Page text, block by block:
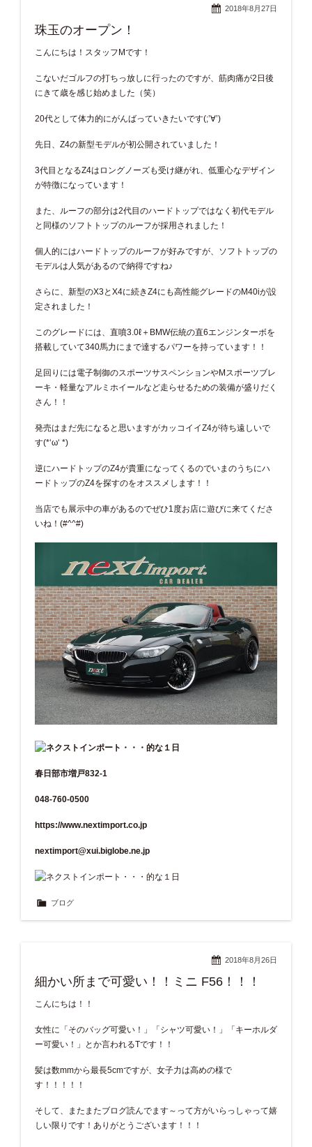
2018年8月27日
珠玉のオープン！
こんにちは！スタッフMです！
こないだゴルフの打ちっ放しに行ったのですが、筋肉痛が2日後
にきて歳を感じ始めました（笑）
20代として体力的にがんばっていきたいです(;’∀’)
先日、Z4の新型モデルが初公開されていました！
3代目となるZ4はロングノーズも受け継がれ、低重心なデザイン
が特徴になっています！
また、ルーフの部分は2代目のハードトップではなく初代モデル
と同様のソフトトップのルーフが採用されました！
個人的にはハードトップのルーフが好みですが、ソフトトップの
モデルは人気があるので納得ですね♪
さらに、新型のX3とX4に続きZ4にも高性能グレードのM40iが設
定されました！
このグレードには、直噴3.0ℓ＋BMW伝統の直6エンジンターボを
搭載していて340馬力にまで達するパワーを持っています！！
足回りには電子制御のスポーツサスペンションやMスポーツブレ
ーキ・軽量なアルミホイールなど走らせるための装備が盛りだく
さん！！
発売はまだ先になると思いますがカッコイイZ4が待ち遠しいで
す(*‘ω‘ *)
逆にハードトップのZ4が貴重になってくるのでいまのうちにハ
ードトップのZ4を探すのをオススメします！！
当店でも展示中の車があるのでぜひ1度お店に遊びに来てくださ
いね！(#^^#)
春日部市増戸832-1
048-760-0500
https://www.nextimport.co.jp
nextimport@xui.biglobe.ne.jp
ブログ
2018年8月26日
細かい所まで可愛い！！ミニ F56！！！
こんにちは！！
女性に「そのバッグ可愛い！」「シャツ可愛い！」「キーホルダ
ー可愛い！」とか言われるTです！！
髪は数mmから最長5cmですが、女子力は高めの様で
す！！！！！
そして、またまたブログ読んでます～って方がいらっしゃって嬉
しい限りです！ありがとうございます！！！